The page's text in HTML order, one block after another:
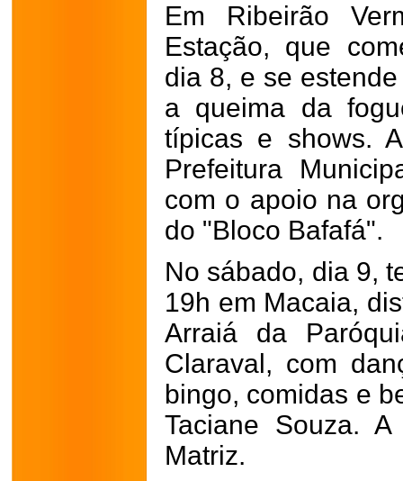
Em Ribeirão
Estação, que
dia 8, e se
a queima da
típicas e shows.
Prefeitura
com o apoio na
do "Bloco Bafafá".
No sábado, dia 9,
19h em Macaia,
Arraiá da
Claraval, com
bingo, comidas e
Taciane Souza.
Matriz.